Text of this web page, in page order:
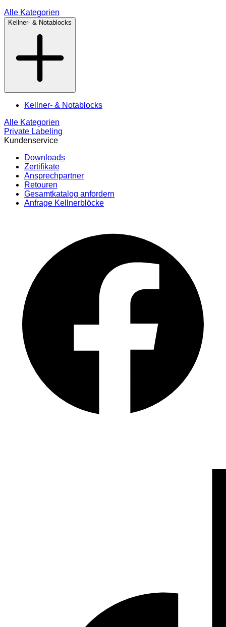
Alle Kategorien
Kellner- & Notablocks
Kellner- & Notablocks
Alle Kategorien
Private Labeling
Kundenservice
Downloads
Zertifikate
Ansprechpartner
Retouren
Gesamtkatalog anfordern
Anfrage Kellnerblöcke